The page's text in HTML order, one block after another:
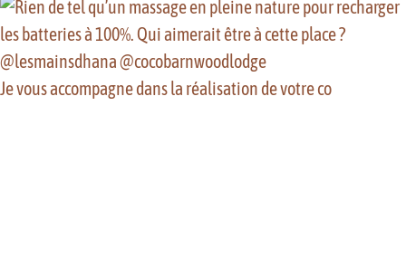
Je vous accompagne dans la réalisation de votre co